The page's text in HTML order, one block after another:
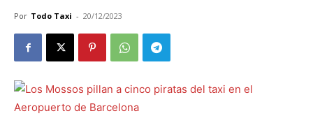
Por Todo Taxi - 20/12/2023